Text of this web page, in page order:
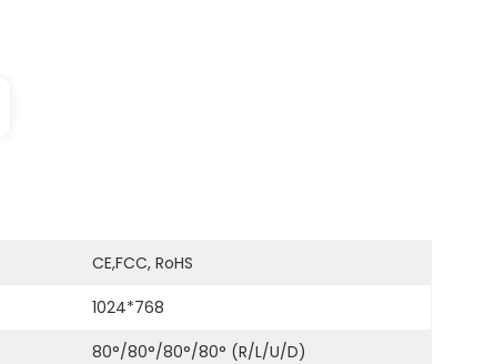
CE,FCC, RoHS
1024*768
80°/80°/80°/80° (R/L/U/D)